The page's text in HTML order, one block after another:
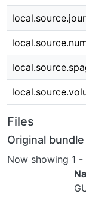
Files
Original bundle
Now showing 1 -